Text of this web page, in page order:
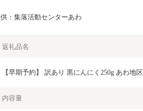
：集落活動センターあわ
返礼品名
【早期予約】 訳あり 黒にんにく250g あわ地
内容量